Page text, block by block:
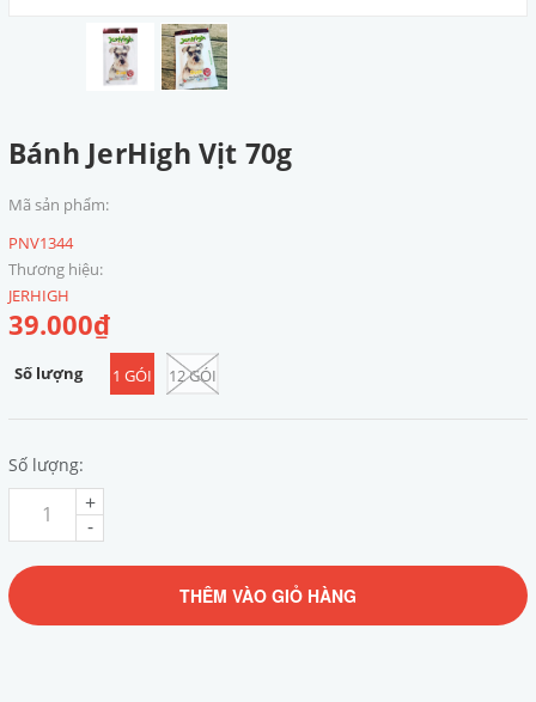
Bánh JerHigh Vịt 70g
Mã sản phẩm:
PNV1344
Thương hiệu:
JERHIGH
39.000₫
Số lượng 1 GÓI 12 GÓI
Số lượng:
-
+
THÊM VÀO GIỎ HÀNG